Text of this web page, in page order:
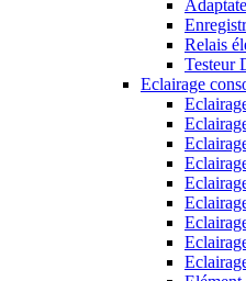
Relais
Testeur
Eclairage